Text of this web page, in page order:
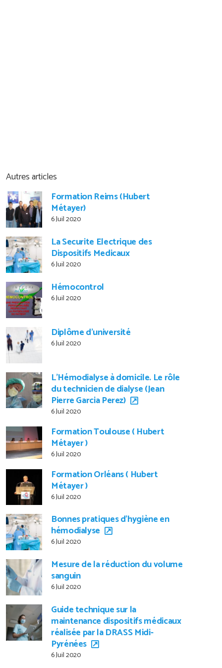
Autres articles
Formation Reims (Hubert
Métayer)
6 Juil 2020
La Securite Electrique des
Dispositifs Medicaux
6 Juil 2020
Hémocontrol
6 Juil 2020
Diplôme d’université
6 Juil 2020
L’Hémodialyse à domicile. Le rôle
du technicien de dialyse (Jean
Pierre Garcia Perez)
6 Juil 2020
Formation Toulouse ( Hubert
Métayer )
6 Juil 2020
Formation Orléans ( Hubert
Métayer )
6 Juil 2020
Bonnes pratiques d’hygiène en
hémodialyse
6 Juil 2020
Mesure de la réduction du volume
sanguin
6 Juil 2020
Guide technique sur la
maintenance dispositifs médicaux
réalisée par la DRASS Midi-
Pyrénées
6 Juil 2020